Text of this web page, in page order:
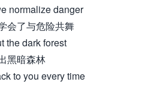
normalize danger
会了与危险共舞
the dark forest
黑暗森林
to you every time